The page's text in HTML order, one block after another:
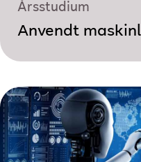
Årsstudium
Anvendt